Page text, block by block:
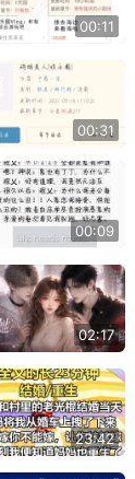
00:11
00:31
00:09
02:17
23:42